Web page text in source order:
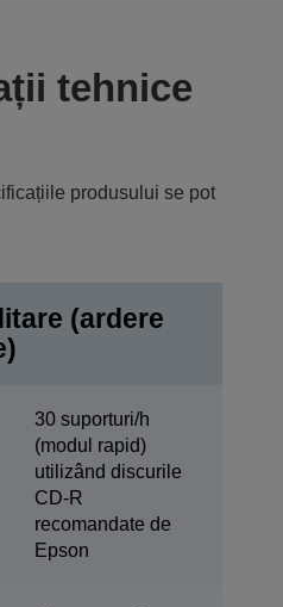
tehnice
produsului se pot
(ardere
30 suporturi/h
(modul rapid)
utilizând discurile
CD-R
recomandate de
Epson